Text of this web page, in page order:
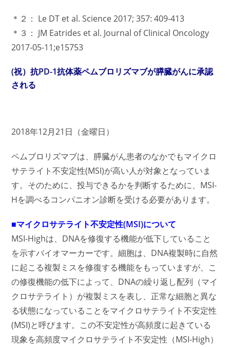
＊２： Le DT et al. Science 2017; 357: 409-413
＊３： JM Eatrides et al. Journal of Clinical Oncology
2017-05-11;e15753
(祝）抗PD-1抗体薬ペムブロリズマブが膵臓がんに承認
される
2018年12月21日（金曜日）
ペムブロリズマブは、膵臓がん患者のなかでもマイクロ
サテライト不安定性(MSI)が高い人が対象となっていま
す。そのために、投与できるかを判断するために、MSI-
Hを調べるコンパニオン診断を受ける必要があります。
■マイクロサテライト不安定性(MSI)について
MSI-Highは、DNAを修復する機能が低下していること
を示すバイオマーカーです。細胞は、DNA複製時に自然
に起こる複製ミスを修復する機能をもっていますが、こ
の修復機能の低下によって、DNAの繰り返し配列（マイ
クロサテライト）が複製ミスを表し、正常な細胞と異な
る状態になっていることをマイクロサテライト不安定性
(MSI)と呼びます。この不安定性が高頻度に起きている
現象を高頻度マイクロサテライト不安定性（MSI-High）